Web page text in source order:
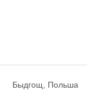
Быдгощ, Польша